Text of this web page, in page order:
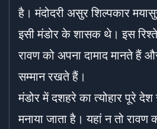
है। मंदोदरी असुर शिल्पकार
इसी मंडोर के शासक थे। इस
रावण को अपना दामाद मानते हैं
सम्मान रखते हैं।
मंडोर में दशहरे का त्योहार पूरे
मनाया जाता है। यहां न तो रावण